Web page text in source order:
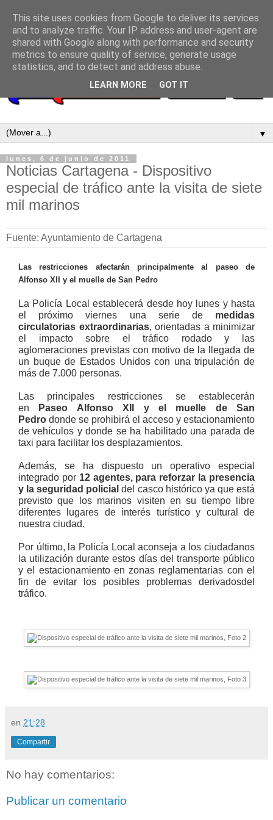
▼
lunes, 6 de junio de 2011
Noticias Cartagena - Dispositivo
especial de tráfico ante la visita de siete
mil marinos
Fuente: Ayuntamiento de Cartagena
Las restricciones afectarán principalmente al paseo de
Alfonso XII y el muelle de San Pedro
La Policía Local establecerá desde hoy lunes y hasta
el próximo viernes una serie de medidas
circulatorias extraordinarias, orientadas a minimizar
el impacto sobre el tráfico rodado y las
aglomeraciones previstas con motivo de la llegada de
un buque de Estados Unidos con una tripulación de
más de 7.000 personas.
Las principales restricciones se establecerán
en
Paseo Alfonso XII y el muelle de San
Pedro donde se prohibirá el acceso y estacionamiento
de vehículos y donde se ha habilitado una parada de
taxi para facilitar los desplazamientos.
Además, se ha dispuesto un operativo especial
integrado por 12 agentes, para reforzar la presencia
y la seguridad policialdel casco histórico ya que está
previsto que los marinos visiten en su tiempo libre
diferentes lugares de interés turístico y cultural de
nuestra ciudad.
Por último, la Policía Local aconseja a los ciudadanos
la utilización durante estos días del transporte público
y el estacionamiento en zonas reglamentarias con el
fin de evitar los posibles problemas derivadosdel
tráfico.
en 21:28
Compartir
No hay comentarios:
Publicar un comentario
This site uses cookies from Google to deliver its services
and to analyze traffic. Your IP address and user-agent are
shared with Google along with performance and security
metrics to ensure quality of service, generate usage
statistics, and to detect and address abuse.
LEARN MORE GOT IT